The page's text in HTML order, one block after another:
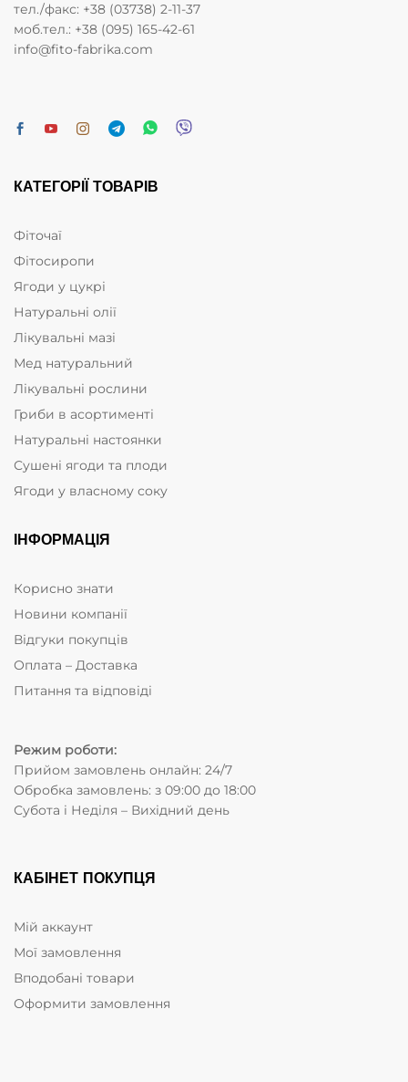
тел./факс: +38 (03738) 2-11-37
моб.тел.: +38 (095) 165-42-61
info@fito-fabrika.com
КАТЕГОРІЇ ТОВАРІВ
Фіточаї
Фітосиропи
Ягоди у цукрі
Натуральні олії
Лікувальні мазі
Мед натуральний
Лікувальні рослини
Гриби в асортименті
Натуральні настоянки
Сушені ягоди та плоди
Ягоди у власному соку
ІНФОРМАЦІЯ
Корисно знати
Новини компанії
Відгуки покупців
Оплата – Доставка
Питання та відповіді
Режим роботи:
Прийом замовлень онлайн: 24/7
Обробка замовлень: з 09:00 до 18:00
Субота i Неділя – Вихідний день
КАБІНЕТ ПОКУПЦЯ
Мій аккаунт
Мої замовлення
Вподобані товари
Оформити замовлення